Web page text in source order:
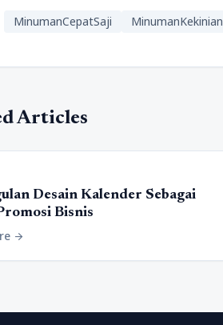
MinumanCepatSaji MinumanKekinian
Articles
Desain Kalender Sebagai
Bisnis
arrow_forward